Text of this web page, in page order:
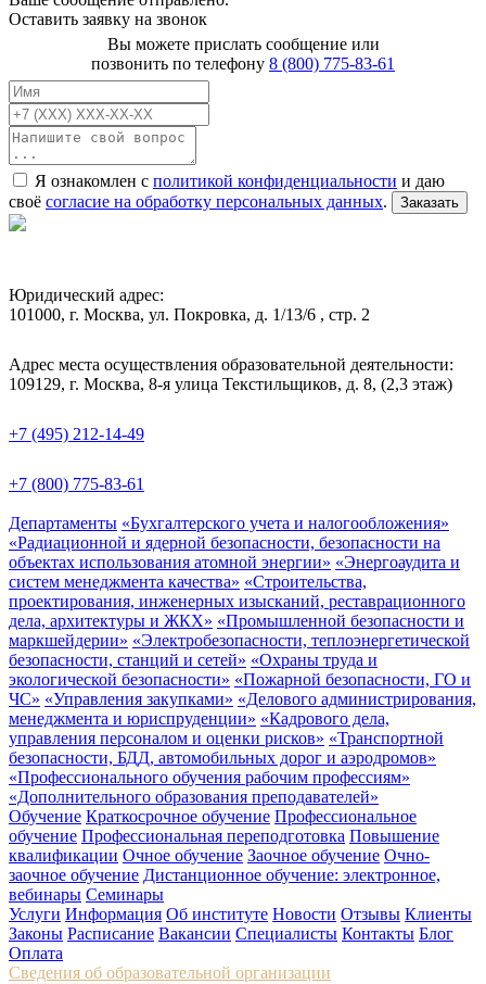
Оставить заявку на звонок
Вы можете прислать сообщение или
позвонить по телефону 8 (800) 775-83-61
Я ознакомлен с политикой конфиденциальности и даю
своё согласие на обработку персональных данных. Заказать
Юридический адрес:
101000, г. Москва, ул. Покровка, д. 1/13/6 , стр. 2
Адрес места осуществления образовательной деятельности:
109129, г. Москва, 8-я улица Текстильщиков, д. 8, (2,3 этаж)
+7 (495) 212-14-49
+7 (800) 775-83-61
Департаменты «Бухгалтерского учета и налогообложения»
«Радиационной и ядерной безопасности, безопасности на
объектах использования атомной энергии» «Энергоаудита и
систем менеджмента качества» «Строительства,
проектирования, инженерных изысканий, реставрационного
дела, архитектуры и ЖКХ» «Промышленной безопасности и
маркшейдерии» «Электробезопасности, теплоэнергетической
безопасности, станций и сетей» «Охраны труда и
экологической безопасности» «Пожарной безопасности, ГО и
ЧС» «Управления закупками» «Делового администрирования,
менеджмента и юриспруденции» «Кадрового дела,
управления персоналом и оценки рисков» «Транспортной
безопасности, БДД, автомобильных дорог и аэродромов»
«Профессионального обучения рабочим профессиям»
«Дополнительного образования преподавателей»
Обучение Краткосрочное обучение Профессиональное
обучение Профессиональная переподготовка Повышение
квалификации Очное обучение Заочное обучение Очно-
заочное обучение Дистанционное обучение: электронное,
вебинары Семинары
Услуги Информация Об институте Новости Отзывы Клиенты
Законы Расписание Вакансии Специалисты Контакты Блог
Оплата
Сведения об образовательной организации